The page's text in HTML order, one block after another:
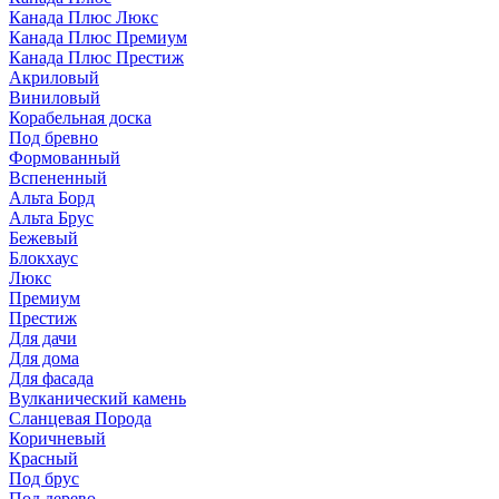
Канада Плюс Люкс
Канада Плюс Премиум
Канада Плюс Престиж
Акриловый
Виниловый
Корабельная доска
Под бревно
Формованный
Вспененный
Альта Борд
Альта Брус
Бежевый
Блокхаус
Люкс
Премиум
Престиж
Для дачи
Для дома
Для фасада
Вулканический камень
Сланцевая Порода
Коричневый
Красный
Под брус